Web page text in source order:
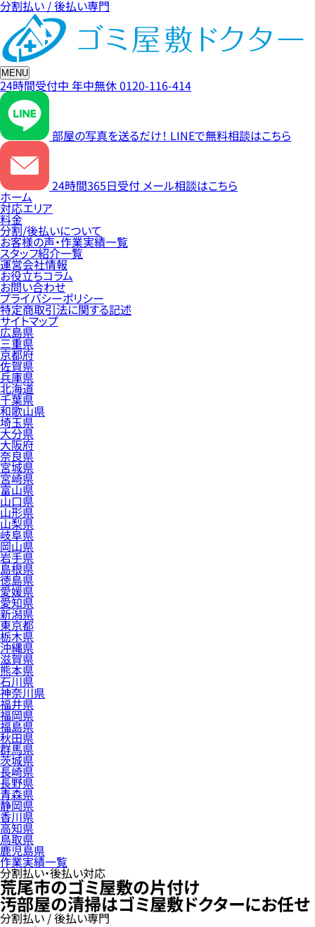
分割払い / 後払い専門
MENU
24時間受付中 年中無休0120-116-414
部屋の写真を送るだけ！ LINEで無料相談はこちら
24時間365日受付 メール相談はこちら
ホーム
対応エリア
料金
分割/後払いについて
お客様の声・作業実績一覧
スタッフ紹介一覧
運営会社情報
お役立ちコラム
お問い合わせ
プライバシーポリシー
特定商取引法に関する記述
サイトマップ
広島県
三重県
京都府
佐賀県
兵庫県
北海道
千葉県
和歌山県
埼玉県
大分県
大阪府
奈良県
宮城県
宮崎県
富山県
山口県
山形県
山梨県
岐阜県
岡山県
岩手県
島根県
徳島県
愛媛県
愛知県
新潟県
東京都
栃木県
沖縄県
滋賀県
熊本県
石川県
神奈川県
福井県
福岡県
福島県
秋田県
群馬県
茨城県
長崎県
長野県
青森県
静岡県
香川県
高知県
鳥取県
鹿児島県
作業実績一覧
分割払い・後払い対応
荒尾市のゴミ屋敷の片付け
汚部屋の清掃はゴミ屋敷ドクターにお任せ
分割払い / 後払い専門